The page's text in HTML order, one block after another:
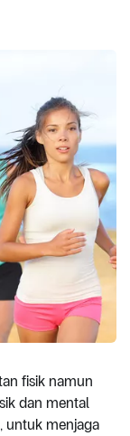
fisik namun
dan mental
untuk menjaga